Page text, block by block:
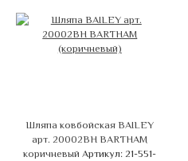
Шляпа ковбойская BAILEY
арт. 20002BH BARTHAM
коричневыйАртикул: 21-551-